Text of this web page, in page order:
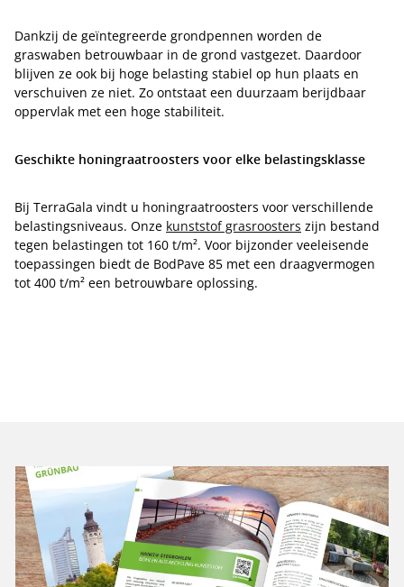
Dankzij de geïntegreerde grondpennen worden de
graswaben betrouwbaar in de grond vastgezet. Daardoor
blijven ze ook bij hoge belasting stabiel op hun plaats en
verschuiven ze niet. Zo ontstaat een duurzaam berijdbaar
oppervlak met een hoge stabiliteit.
Geschikte honingraatroosters voor elke belastingsklasse
Bij TerraGala vindt u honingraatroosters voor verschillende
belastingsniveaus. Onze kunststof grasroosters zijn bestand
tegen belastingen tot 160 t/m². Voor bijzonder veeleisende
toepassingen biedt de BodPave 85 met een draagvermogen
tot 400 t/m² een betrouwbare oplossing.